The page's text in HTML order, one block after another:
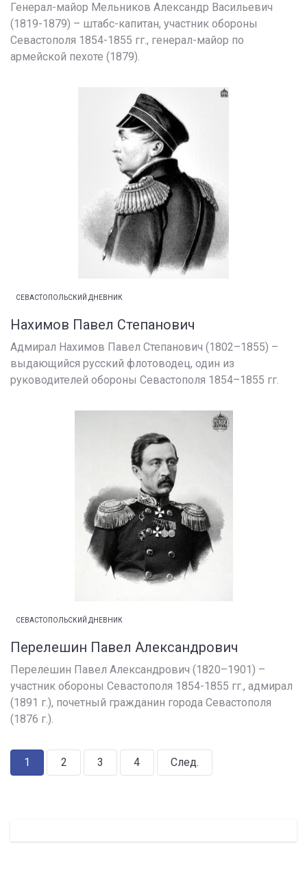
Генерал-майор Мельников Александр Васильевич
(1819-1879) – штабс-капитан, участник обороны
Севастополя 1854-1855 гг., генерал-майор по
армейской пехоте (1879).
СЕВАСТОПОЛЬСКИЙ ДНЕВНИК
Нахимов Павел Степанович
Адмирал Нахимов Павел Степанович (1802–1855) –
выдающийся русский флотоводец, один из
руководителей обороны Севастополя 1854–1855 гг.
СЕВАСТОПОЛЬСКИЙ ДНЕВНИК
Перелешин Павел Александрович
Перелешин Павел Александрович (1820–1901) –
участник обороны Севастополя 1854-1855 гг., адмирал
(1891 г.), почетный гражданин города Севастополя
(1876 г.).
1 2 3 4 След.